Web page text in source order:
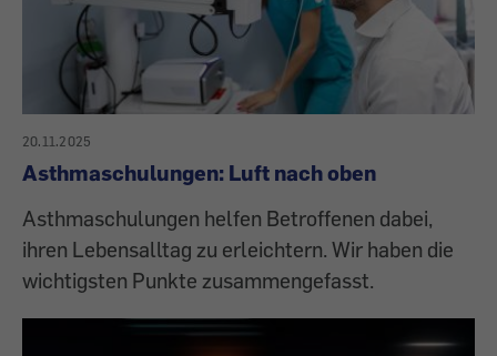
20.11.2025
Asthmaschulungen: Luft nach oben
Asthmaschulungen helfen Betroffenen dabei,
ihren Lebensalltag zu erleichtern. Wir haben die
wichtigsten Punkte zusammengefasst.